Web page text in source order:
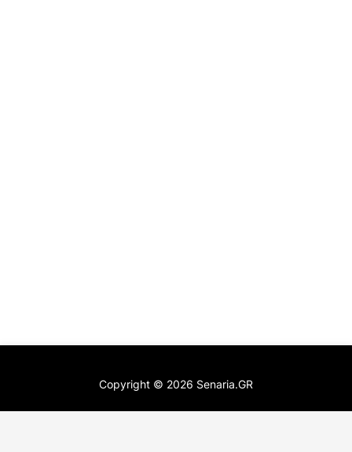
Copyright © 2026 Senaria.GR